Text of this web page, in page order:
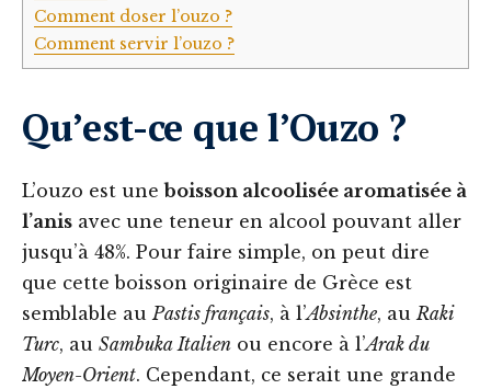
Comment doser l’ouzo ?
Comment servir l’ouzo ?
Qu’est-ce que l’Ouzo ?
L’ouzo est uneboisson alcoolisée aromatisée à
l’anis avec une teneur en alcool pouvant aller
jusqu’à 48%. Pour faire simple, on peut dire
que cette boisson originaire de Grèce est
semblable auPastis français, à l’Absinthe, auRaki
Turc, au Sambuka Italien ou encore à l’Arak du
Moyen-Orient. Cependant, ce serait une grande